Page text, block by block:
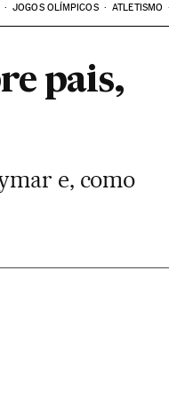
JOGOS OLÍMPICOS ATLETISMO
pais,
e, como